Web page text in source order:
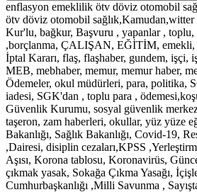
enflasyon emeklilik ötv döviz otomobil
ötv döviz otomobil
Kur'lu, bağkur, Başvuru , yapanlar , toplu,
,borçlanma, ÇALIŞAN, EĞİTİM, emekli,
İptal Kararı, flaş, flaşhaber, gundem, işçi,
MEB, mebhaber, memur, memur haber,
Ödemeler, okul müdürleri, para, politika,
iadesi, SGK'dan , toplu para ,
Güvenlik Kurumu, sosyal güvenlik
taşeron, zam haberleri, okullar, yüz yüze
Bakanlığı, Sağlık Bakanlığı, Covid-19,
,Dairesi, disiplin cezaları,KPSS
Aşısı, Korona tablosu, Koronavirüs,
çıkmak yasak, Sokağa Çıkma Yasağı,
Cumhurbaşkanlığı ,Milli Savunma ,